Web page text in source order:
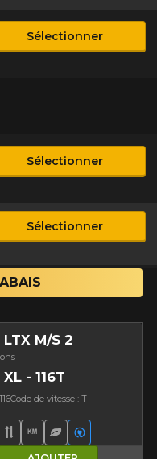
Sélectionner
Sélectionner
Sélectionner
LTX M/S 2
- 116T
116Code de vitesse : T
sonore
produit
Bande de roulement
Haut kilométrage
PneuVéhicules